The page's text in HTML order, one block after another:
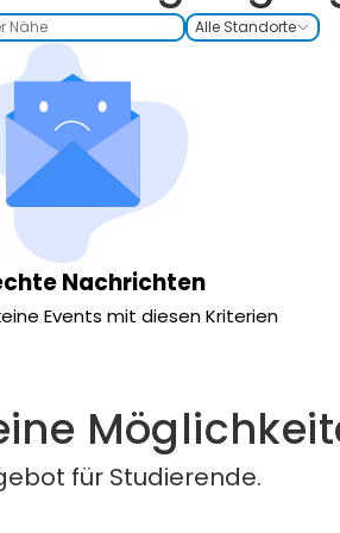
Alle Standorte
Nachrichten
Events mit diesen Kriterien
für Studierende.